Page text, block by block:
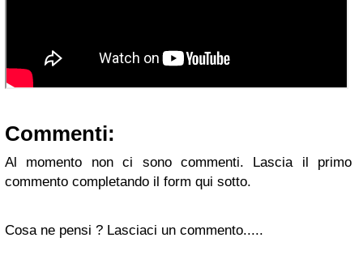
Commenti:
Al momento non ci sono commenti. Lascia il primo
commento completando il form qui sotto.
Cosa ne pensi ? Lasciaci un commento.....